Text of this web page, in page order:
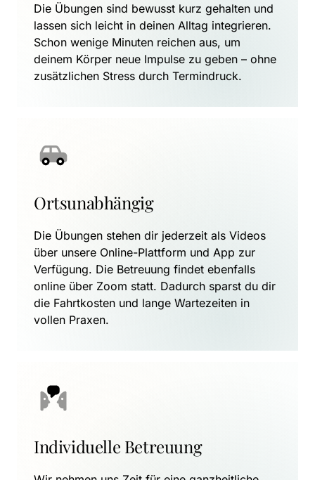
Die Übungen sind bewusst kurz gehalten und
lassen sich leicht in deinen Alltag integrieren.
Schon wenige Minuten reichen aus, um
deinem Körper neue Impulse zu geben – ohne
zusätzlichen Stress durch Termindruck.
Ortsunabhängig
Die Übungen stehen dir jederzeit als Videos
über unsere Online-Plattform und App zur
Verfügung. Die Betreuung findet ebenfalls
online über Zoom statt. Dadurch sparst du dir
die Fahrtkosten und lange Wartezeiten in
vollen Praxen.
Individuelle Betreuung